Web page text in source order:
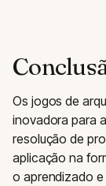
Os jogos de
inovadora para
resolução de
aplicação na
o aprendizado